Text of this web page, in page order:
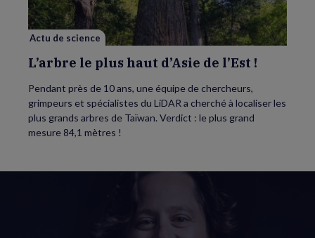
Actu de science
L’arbre le plus haut d’Asie de l’Est !
Pendant près de 10 ans, une équipe de chercheurs,
grimpeurs et spécialistes du LiDAR a cherché à localiser les
plus grands arbres de Taïwan. Verdict : le plus grand
mesure 84,1 mètres !